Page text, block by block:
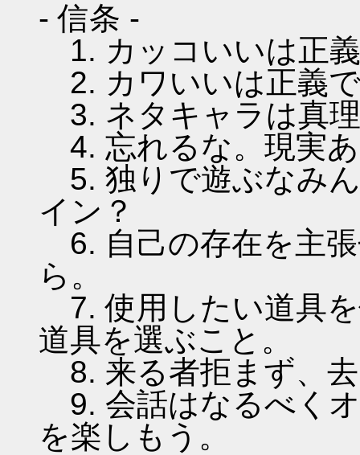
- 信条 -
1. カッコいいは正
2. カワいいは正義
3. ネタキャラは真
4. 忘れるな。現実
5. 独りで遊ぶなみ
イン？
6. 自己の存在を主
ら。
7. 使用したい道具
道具を選ぶこと。
8. 来る者拒まず、
9. 会話はなるべく
を楽しもう。